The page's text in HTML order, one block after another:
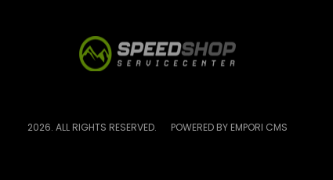
2026. ALL RIGHTS RESERVED. POWERED BY EMPORI CMS